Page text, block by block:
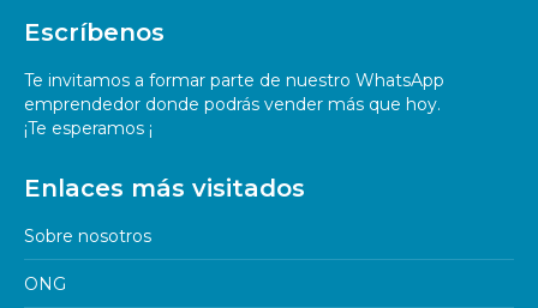
Escríbenos
Te invitamos a formar parte de nuestro WhatsApp
emprendedor donde podrás vender más que hoy.
¡Te esperamos ¡
Enlaces más visitados
Sobre nosotros
ONG